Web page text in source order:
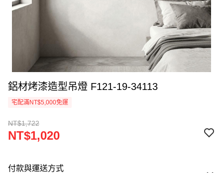
鋁材烤漆造型吊燈 F121-19-34113
宅配滿NT$5,000免運
NT$1,722
NT$1,020
付款與運送方式